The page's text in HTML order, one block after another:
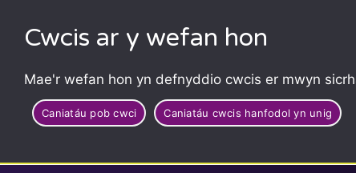
Cwcis ar y wefan hon
Mae'r wefan hon yn defnyddio cwcis er mwyn
Caniatáu pob cwci Caniatáu cwcis hanfodol yn unig